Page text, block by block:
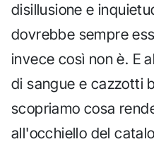
disillusione e
dovrebbe sempre
invece così non è. E
di sangue e cazzotti
scopriamo cosa
all'occhiello del